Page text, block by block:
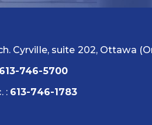
Cyrville, suite 202, Ottawa
613-746-5700
: 613-746-1783